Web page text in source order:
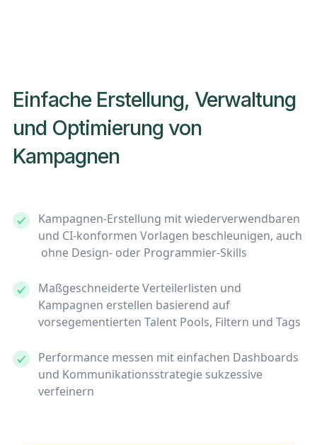
Einfache Erstellung, Verwaltung
und Optimierung von
Kampagnen
Kampagnen-Erstellung mit wiederverwendbaren
und CI-konformen Vorlagen beschleunigen, auch
ohne Design- oder Programmier-Skills
Maßgeschneiderte Verteilerlisten und
Kampagnen erstellen basierend auf
vorsegementierten Talent Pools, Filtern und Tags
Performance messen mit einfachen Dashboards
und Kommunikationsstrategie sukzessive
verfeinern